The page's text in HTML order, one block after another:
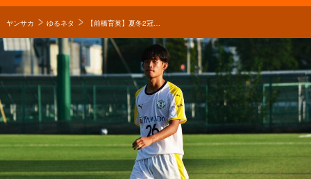
ヤンサカ ゆるネタ 【前橋育英】夏冬2冠を目指すタイガー軍団を牽引。徳永涼選手が追求するキャプテンとしての二面性【キャプテン】